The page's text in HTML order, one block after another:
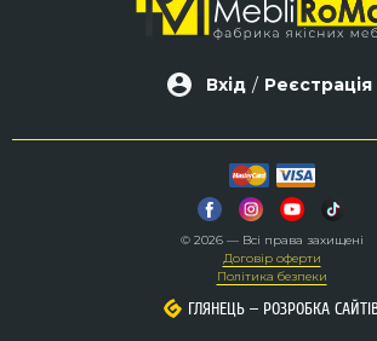
Вхід / Реєстрація
© 2026 — Всі права захищені
Договір оферти
Політика безпеки
ГЛЯНЕЦЬ – РОЗРОБКА
ГЛЯНЕЦЬ – РОЗРОБКА